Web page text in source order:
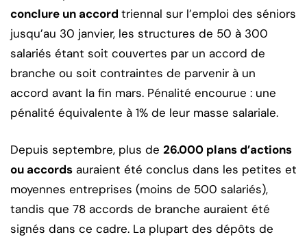
conclure un accord triennal sur l’emploi des séniors
jusqu’au 30 janvier, les structures de 50 à 300
salariés étant soit couvertes par un accord de
branche ou soit contraintes de parvenir à un
accord avant la fin mars. Pénalité encourue : une
pénalité équivalente à 1% de leur masse salariale.
Depuis septembre, plus de 26.000 plans d’actions
ou accords auraient été conclus dans les petites et
moyennes entreprises (moins de 500 salariés),
tandis que 78 accords de branche auraient été
signés dans ce cadre. La plupart des dépôts de